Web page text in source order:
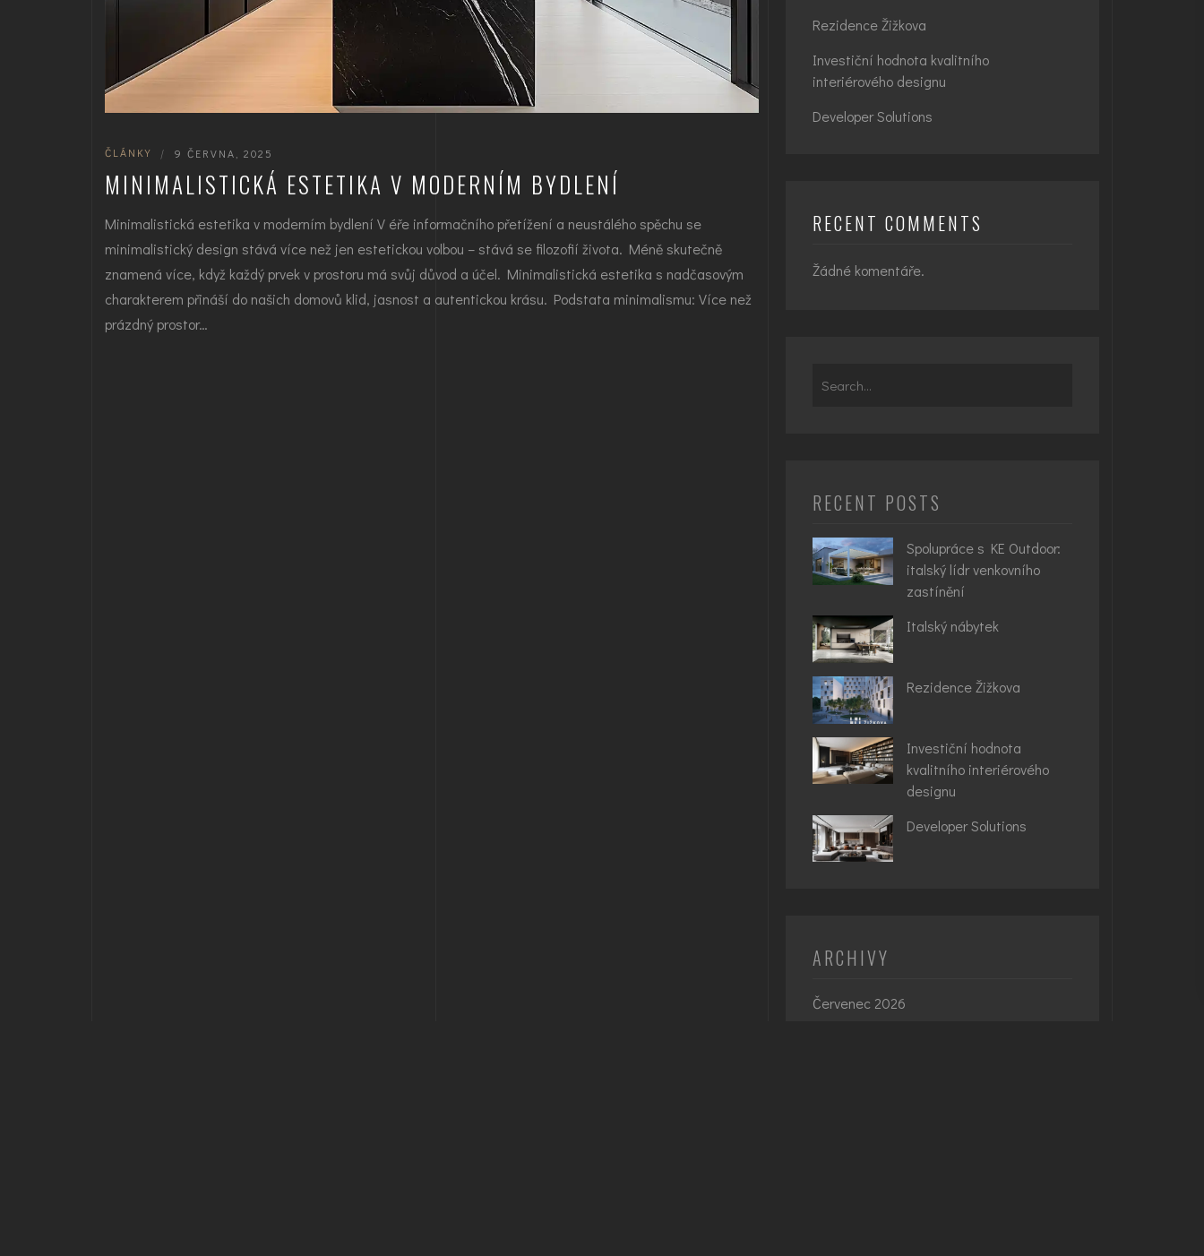
ČLÁNKY | 9 ČERVNA, 2025
MINIMALISTICKÁ ESTETIKA V MODERNÍM BYDLENÍ
Minimalistická estetika v moderním bydlení V éře informačního přetížení a neustálého spěchu se
minimalistický design stává více než jen estetickou volbou – stává se filozofií života. Méně skutečně
znamená více, když každý prvek v prostoru má svůj důvod a účel. Minimalistická estetika s nadčasovým
charakterem přináší do našich domovů klid, jasnost a autentickou krásu. Podstata minimalismu: Více než
prázdný prostor…
Rezidence Žižkova
Investiční hodnota kvalitního
interiérového designu
Developer Solutions
RECENT COMMENTS
Žádné komentáře.
RECENT POSTS
Spolupráce s KE Outdoor:
italský lídr venkovního
zastínění
Italský nábytek
Rezidence Žižkova
Investiční hodnota
kvalitního interiérového
designu
Developer Solutions
ARCHIVY
Červenec 2026